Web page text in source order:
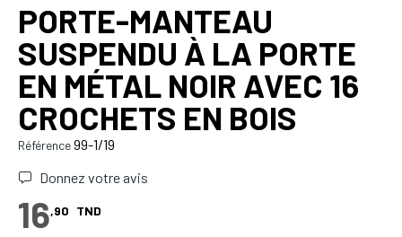
PORTE-MANTEAU
SUSPENDU À LA PORTE
EN MÉTAL NOIR AVEC 16
CROCHETS EN BOIS
Référence99-1/19
Donnez votre avis
16,90 TND